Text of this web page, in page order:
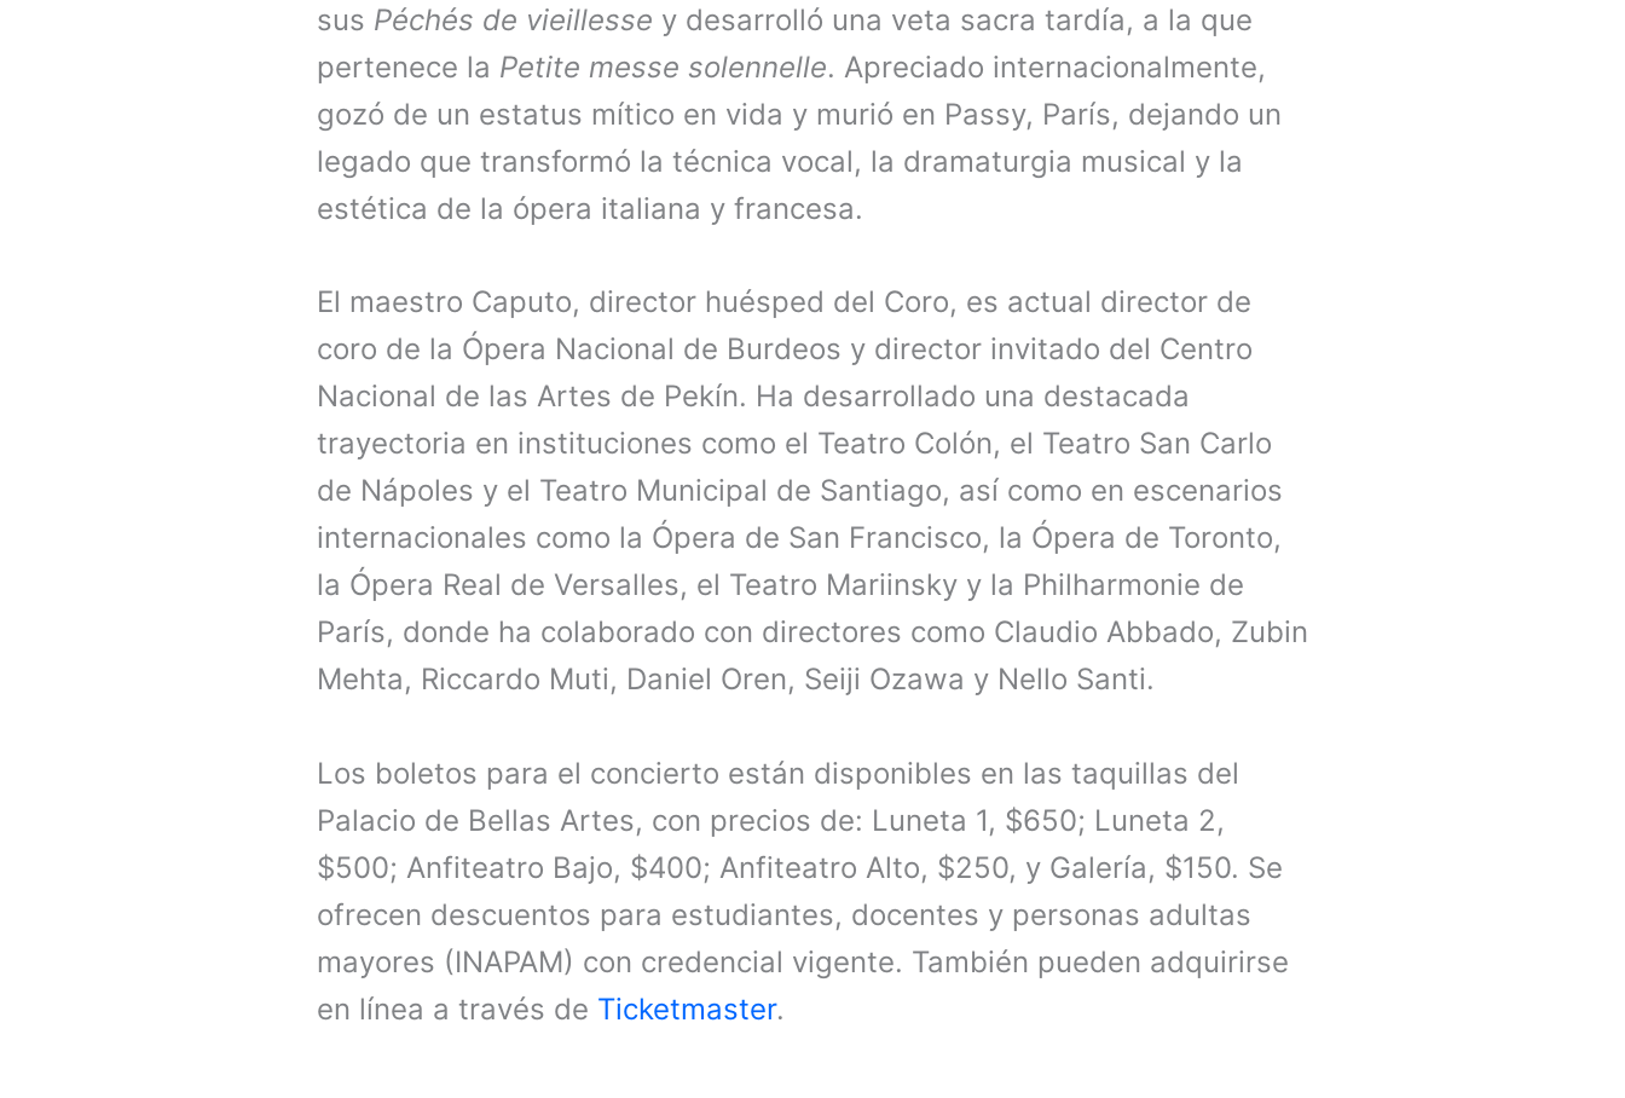
sus Péchés de vieillesse y desarrolló una veta sacra tardía, a la que
pertenece la Petite messe solennelle. Apreciado internacionalmente,
gozó de un estatus mítico en vida y murió en Passy, París, dejando un
legado que transformó la técnica vocal, la dramaturgia musical y la
estética de la ópera italiana y francesa.
El maestro Caputo, director huésped del Coro, es actual director de
coro de la Ópera Nacional de Burdeos y director invitado del Centro
Nacional de las Artes de Pekín. Ha desarrollado una destacada
trayectoria en instituciones como el Teatro Colón, el Teatro San Carlo
de Nápoles y el Teatro Municipal de Santiago, así como en escenarios
internacionales como la Ópera de San Francisco, la Ópera de Toronto,
la Ópera Real de Versalles, el Teatro Mariinsky y la Philharmonie de
París, donde ha colaborado con directores como Claudio Abbado, Zubin
Mehta, Riccardo Muti, Daniel Oren, Seiji Ozawa y Nello Santi.
Los boletos para el concierto están disponibles en las taquillas del
Palacio de Bellas Artes, con precios de: Luneta 1, $650; Luneta 2,
$500; Anfiteatro Bajo, $400; Anfiteatro Alto, $250, y Galería, $150. Se
ofrecen descuentos para estudiantes, docentes y personas adultas
mayores (INAPAM) con credencial vigente. También pueden adquirirse
en línea a través de Ticketmaster.